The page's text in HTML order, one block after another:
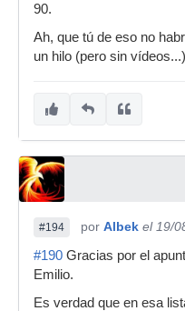
90.
Ah, que tú de eso no
un hilo (pero sin vídeos...)
#194 por Albek el 19/
#190 Gracias por el
Emilio.
Es verdad que en esa